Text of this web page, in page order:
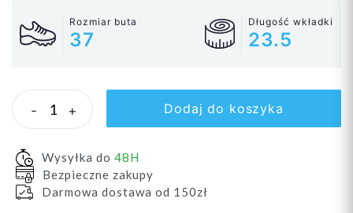
Rozmiar buta
37
Długość wkładki
23.5
- + Dodaj do koszyka
Wysyłka do 48H
Bezpieczne zakupy
Darmowa dostawa od 150zł